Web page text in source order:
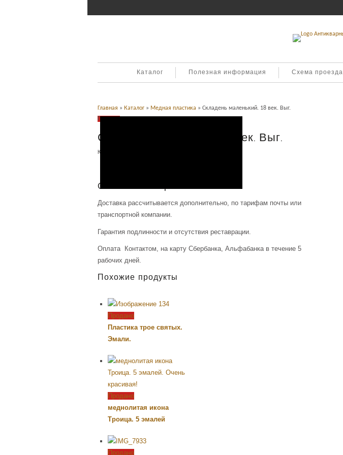
Каталог Полезная информация Схема проезда
Главная » Каталог » Медная пластика » Складень маленький. 18 век. Выг.
Продано
Складень маленький. 18 век. Выг.
Категория:
Описание товара
Доставка рассчитывается дополнительно, по тарифам почты или
транспортной компании.
Гарантия подлинности и отсутствия реставрации.
Оплата Контактом, на карту Сбербанка, Альфабанка в течение 5
рабочих дней.
Похожие продукты
Продано
Пластика трое святых.
Эмали.
Продано
меднолитая икона
Троица. 5 эмалей
Продано